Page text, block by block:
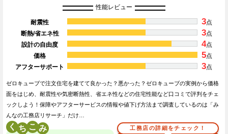
性能レビュー
耐震性 3点
断熱/省エネ性
3点
設計の自由度
4点
価格
5点
アフターサポート
3点
ゼロキューブで注文住宅を建てて良かった？悪かった？ゼロキューブの実例から価格
面をはじめ、耐震性や気密断熱性、省エネ性などの住宅性能など口コミで評判をチェ
ックしよう！保障やアフターサービスの情報や値下げ方法まで調査しているのは「み
んなの工務店リサーチ」だけ…
く こ 工務店の詳細をチェック！